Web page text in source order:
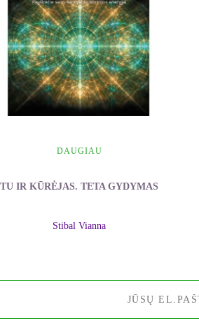
DAUGIAU
TU IR KŪRĖJAS. TETA GYDYMAS
Stibal Vianna